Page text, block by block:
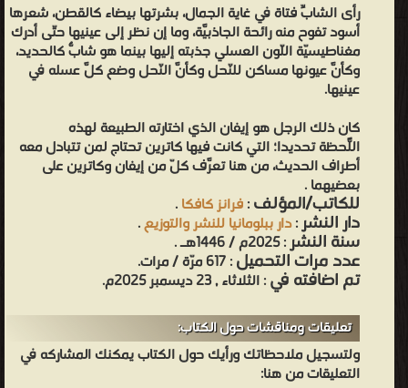
رأى الشابّ فتاة في غايةِ الجمال، بشرتها بيضاء كالقطن، شعرها
أسود تفوح منه رائحة الجاذبيّة، وما إن نظرَ إلى عينيها حتّى أدرك
مغناطيسيّة اللّون العسلي جذبته إليها بينما هو شابٌّ كالحديد،
وكأنَّ عيونها مساكن للنّحل وكأنَّ النّحل وضع كلَّ عسله في
عينيها.
كان ذلك الرجل هو إيفان الذي اختارته الطبيعة لهذه
اللّحظة تحديداً؛ التي كانت فيها كاترين تحتاج لمن تتبادل معه
أطراف الحديث، من هنا تعرّفَ كلّ من إيفان وكاترين على
بعضيهما .
للكاتب/المؤلف:فرانز كافكا.
دار النشر:دار ببلومانيا للنشر والتوزيع.
سنة النشر: 2025م / 1446هـ .
عدد مرات التحميل: 617 مرّة / مرات.
تم اضافته في: الثلاثاء , 23 ديسمبر 2025م.
تعليقات ومناقشات حول الكتاب:
ولتسجيل ملاحظاتك ورأيك حول الكتاب يمكنك المشاركه في
التعليقات من هنا: